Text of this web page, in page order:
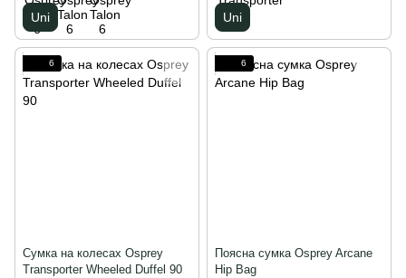
Uni Uni
6
Сумка на колесах Osprey
Transporter Wheeled Duffel 90
6
Поясна сумка Osprey Arcane
Hip Bag